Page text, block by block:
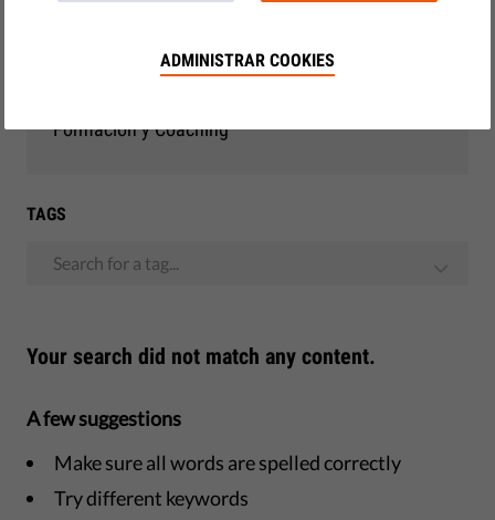
Observatorio de la UE
Formación y Coaching
TAGS
Search for a tag...
Your search did not match any content.
A few suggestions
Make sure all words are spelled correctly
Try different keywords
ADMINISTRAR COOKIES